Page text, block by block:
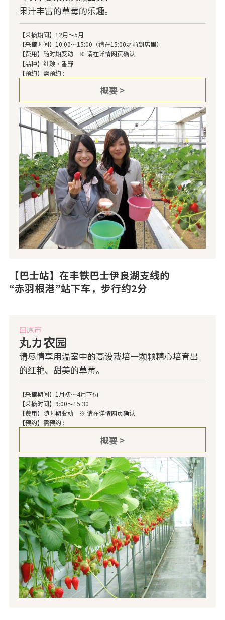
果汁丰富的草莓的乐趣。
【采摘期间】12月～5月
【采摘时间】10:00～15:00（请在15:00之前到店里）
【费用】随时期变动 ※ 请在详情网页确认
【品种】红颊・香野
【预约】需预约 :
概要 >
【巴士站】在丰铁巴士伊良湖支线的
“赤羽根港”站下车，步行约2分
田原市
丸カ农园
请尽情享用温室中的高设栽培一颗颗精心培育出
的红艳、甜美的草莓。
【采摘期间】1月初～4月下旬
【采摘时间】9:00～15:30
【费用】随时期变动 ※ 请在详情网页确认
【预约】需预约 :
概要 >